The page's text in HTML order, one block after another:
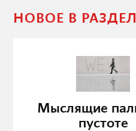
НОВОЕ В
Мыслящие
пустоте